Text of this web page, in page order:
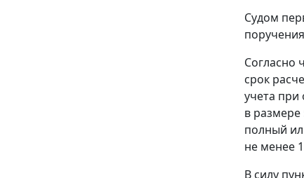
Судом
Согласно
срок
учета при
в размере
полный
не менее
В силу